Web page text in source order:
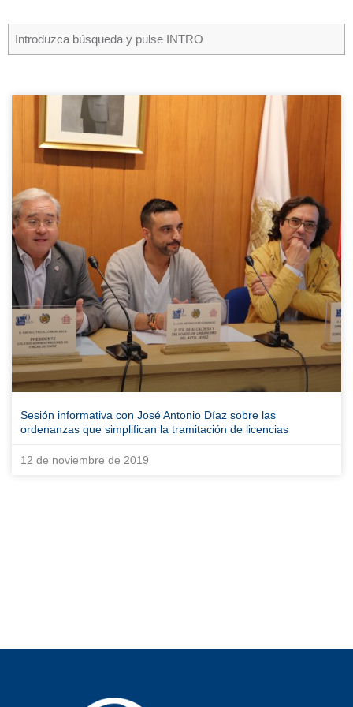
Sesión informativa con José Antonio Díaz sobre las
ordenanzas que simplifican la tramitación de licencias
12 de noviembre de 2019